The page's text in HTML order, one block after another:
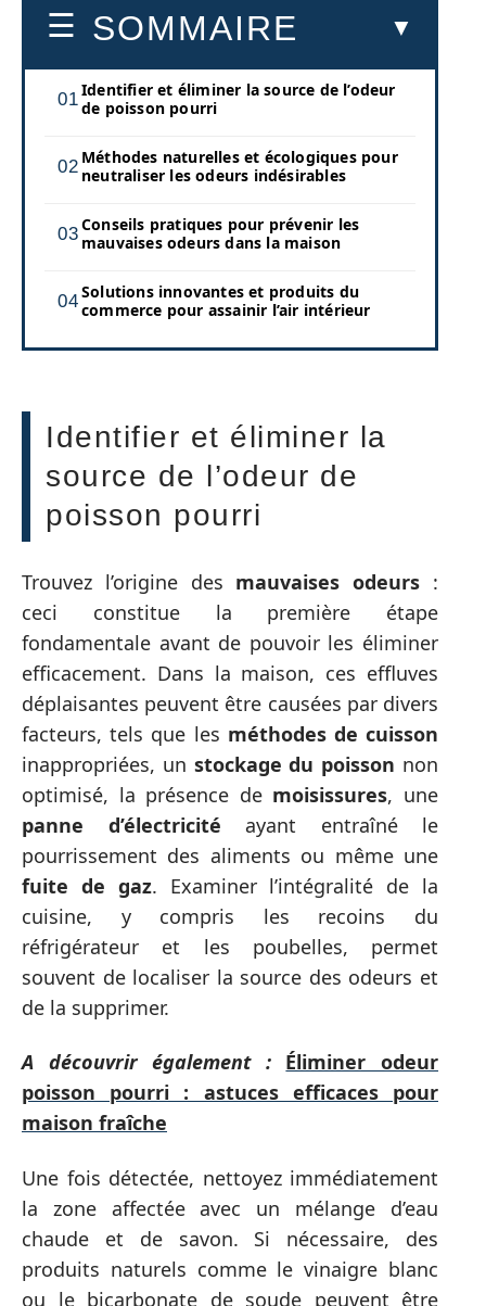
SOMMAIRE
Identifier et éliminer la source de l’odeur
de poisson pourri
Méthodes naturelles et écologiques pour
neutraliser les odeurs indésirables
Conseils pratiques pour prévenir les
mauvaises odeurs dans la maison
Solutions innovantes et produits du
commerce pour assainir l’air intérieur
Identifier et éliminer la
source de l’odeur de
poisson pourri
Trouvez l’origine des mauvaises odeurs :
ceci constitue la première étape
fondamentale avant de pouvoir les éliminer
efficacement. Dans la maison, ces effluves
déplaisantes peuvent être causées par divers
facteurs, tels que les méthodes de cuisson
inappropriées, un stockage du poisson non
optimisé, la présence de moisissures, une
panne d’électricité ayant entraîné le
pourrissement des aliments ou même une
fuite de gaz. Examiner l’intégralité de la
cuisine, y compris les recoins du
réfrigérateur et les poubelles, permet
souvent de localiser la source des odeurs et
de la supprimer.
A découvrir également : Éliminer odeur
poisson pourri : astuces efficaces pour
maison fraîche
Une fois détectée, nettoyez immédiatement
la zone affectée avec un mélange d’eau
chaude et de savon. Si nécessaire, des
produits naturels comme le vinaigre blanc
ou le bicarbonate de soude peuvent être